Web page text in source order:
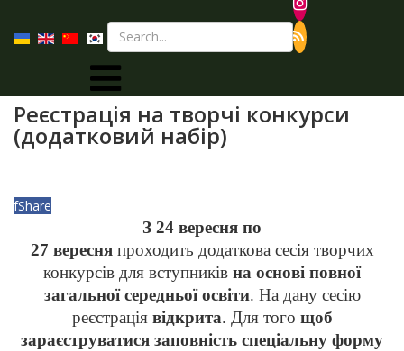
Реєстрація на творчі конкурси
(додатковий набір)
fShare
З 24 вересня по
27 вересняпроходить додаткова сесія творчих
конкурсів для вступників на основі повної
загальної середньої освіти. На дану сесію
реєстрація відкрита. Для того щоб
зараєструватися заповність спеціальну форму